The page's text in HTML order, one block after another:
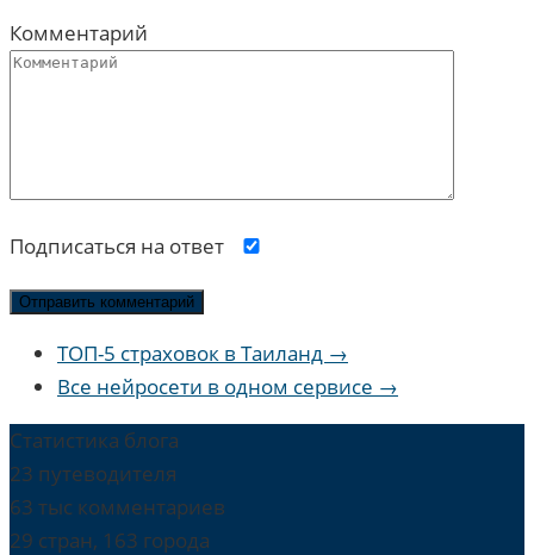
Комментарий
Подписаться на ответ
ТОП-5 страховок в Таиланд →
Все нейросети в одном сервисе →
Статистика блога
23 путеводителя
63 тыс комментариев
29 стран, 163 города